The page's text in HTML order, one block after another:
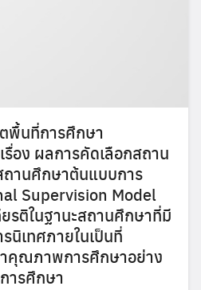
พื้นที่การศึกษา
อง ผลการคัดเลือกสถาน
านศึกษาต้นแบบการ
Supervision Model
รติในฐานะสถานศึกษาที่มี
นิเทศภายในเป็นที่
คุณภาพการศึกษาอย่าง
ารศึกษา